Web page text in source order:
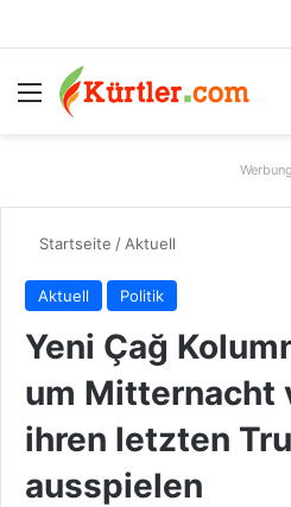
Menü
Werbung
Startseite / Aktuell
Aktuell Politik
Yeni Çağ
um Mitternacht
ihren letzten
ausspielen